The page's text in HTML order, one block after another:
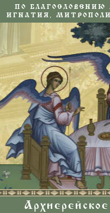
ПО
ИГНАТИЯ,